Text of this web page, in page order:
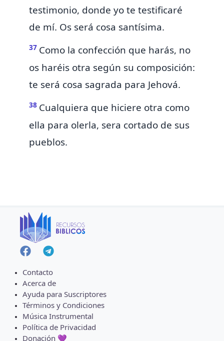
testimonio, donde yo te testificaré
de mí. Os será cosa santísima.
37 Como la confección que harás, no
os haréis otra según su composición:
te será cosa sagrada para Jehová.
38 Cualquiera que hiciere otra como
ella para olerla, sera cortado de sus
pueblos.
Contacto
Acerca de
Ayuda para Suscriptores
Términos y Condiciones
Música Instrumental
Política de Privacidad
Donación 💜